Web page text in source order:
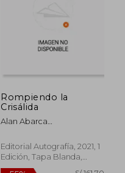
Rompiendo la
Crisálida
Alan Abarca
Editorial Autografía, 2021, 1
Edición, Tapa Blanda,
Nuevo